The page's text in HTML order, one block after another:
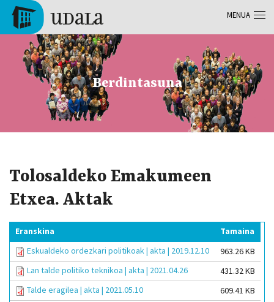
Skip to main content
Tolosa
Berdintasuna
Tolosaldeko Emakumeen
Etxea. Aktak
Eranskina
Tamaina
Eskualdeko ordezkari politikoak | akta | 2019.12.10
963.26 KB
Lan talde politiko teknikoa | akta | 2021.04.26
431.32 KB
Talde eragilea | akta | 2021.05.10
609.41 KB
MENUA